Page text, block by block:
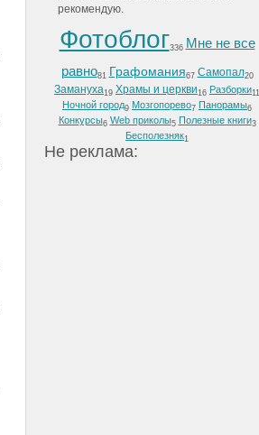
рекомендую.
Фотоблог336 Мне не все
равно81 Графомания67 Самопал20
Замануха 19 Храмы и церкви 16 Разборки11
Ночной город9 Мозгопорево7 Панорамы6
Конкурсы6 Web приколы5 Полезные книги3
Бесполезняк1
He peклaмa: